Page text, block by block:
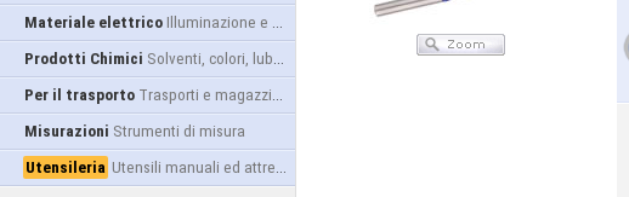
Materiale elettrico Illuminazione e alimentazione
Prodotti Chimici Solventi, colori, lubrificanti...
Per il trasporto Trasporti e magazzino
Misurazioni Strumenti di misura
Utensileria Utensili manuali ed attrezzature